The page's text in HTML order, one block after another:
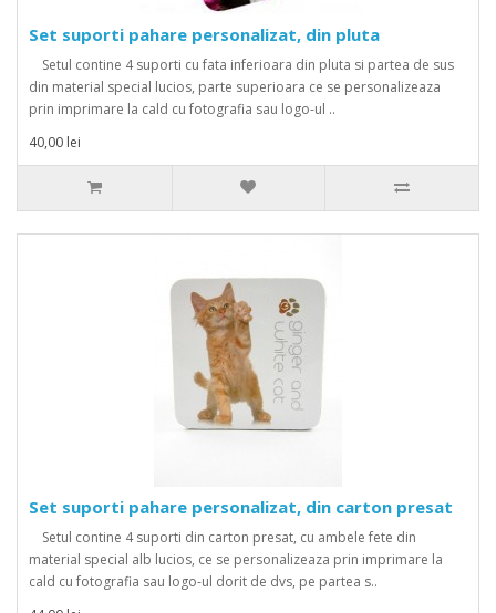
Set suporti pahare personalizat, din pluta
Setul contine 4 suporti cu fata inferioara din pluta si partea de sus
din material special lucios, parte superioara ce se personalizeaza
prin imprimare la cald cu fotografia sau logo-ul ..
40,00 lei
Set suporti pahare personalizat, din carton presat
Setul contine 4 suporti din carton presat, cu ambele fete din
material special alb lucios, ce se personalizeaza prin imprimare la
cald cu fotografia sau logo-ul dorit de dvs, pe partea s..